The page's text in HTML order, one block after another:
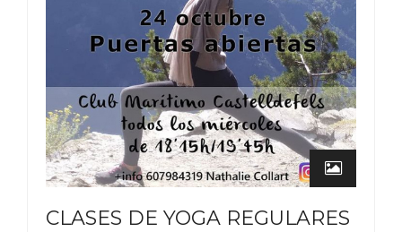
CLASES DE YOGA REGULARES